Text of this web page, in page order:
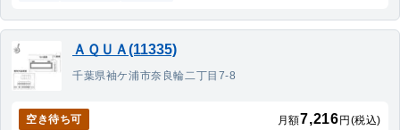
ＡＱＵＡ(11335)
千葉県袖ケ浦市奈良輪二丁目7-8
空き待ち可 月額7,216 円(税込)